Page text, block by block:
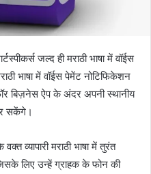
जल्द ही मराठी भाषा में वॉईस
भाषा में वॉईस पेमेंट नोटिफिकेशन
बिज़नेस ऐप के अंदर अपनी स्थानीय
सकेंगे।
व्यापारी मराठी भाषा में तुरंत
लिए उन्हें ग्राहक के फोन की